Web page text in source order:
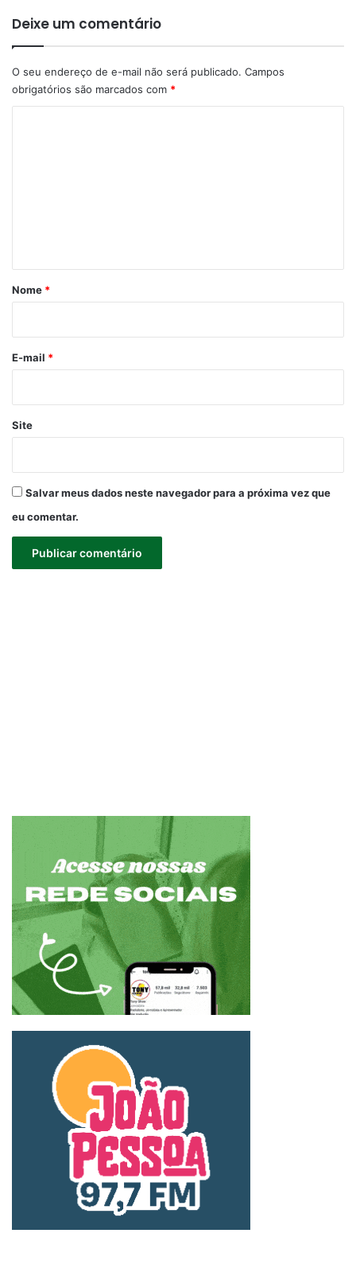
Deixe um comentário
O seu endereço de e-mail não será publicado. Campos
obrigatórios são marcados com *
r
*
Nome *
E-mail *
Site
Salvar meus dados neste navegador para a próxima vez que
eu comentar.